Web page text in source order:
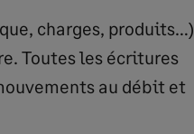
charges, produits…)
Toutes les écritures
au débit et